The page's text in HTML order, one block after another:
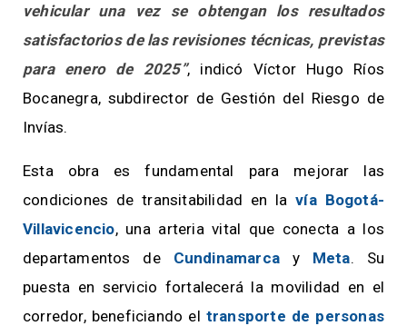
vehicular una vez se obtengan los resultados
satisfactorios de las revisiones técnicas, previstas
para enero de 2025”, indicó Víctor Hugo Ríos
Bocanegra, subdirector de Gestión del Riesgo de
Invías.
Esta obra es fundamental para mejorar las
condiciones de transitabilidad en la vía Bogotá-
Villavicencio, una arteria vital que conecta a los
departamentos de Cundinamarca y Meta. Su
puesta en servicio fortalecerá la movilidad en el
corredor, beneficiando el transporte de personas